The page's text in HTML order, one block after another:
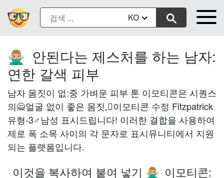
KO
🙅🏼‍♂️ 안된다는 제스처를 하는 남자:
연한 갈색 피부
남자 몸짓이 없:중 가벼운 피부 톤 이모티콘은 시퀀스
의🙅얼굴 없이 좋은 몸짓,🏼이모티콘 수정 Fitzpatrick
유형-3♂남성 표시드립니다! 이러한 결합을 사용하여
제로 폭 소목 사이의 각 문자로 표시뮤니티에서 지원
되는 플랫폼입니다.
이것을 복사하여 붙여 넣기 🙅🏼‍♂️ 이모티콘: